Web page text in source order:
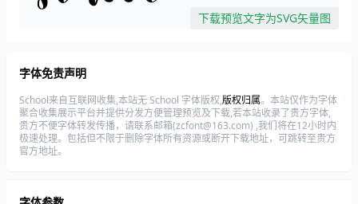
下载预览文字为SVG矢量图
字体免责声明
School来自互联网收集,本站无 School 字体版权,版权归属。本站仅作为字体
聚合收集展示平台并提供分发方便管理预览及下载,若本站收录了贵方字体,
贵方不便字体转发传播，请联系邮箱(zcfont@163.com) ,我们将在12小时内
极速处理。包括但不限于删除字体所有资源或断开下载地址，可跳转至贵方
官方地址。